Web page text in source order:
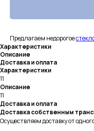
Предлагаем недорогое
Характеристики
Описание
Доставка и оплата
Характеристики
11
Описание
11
Доставка и оплата
Доставка собственным
Осуществляем доставку от